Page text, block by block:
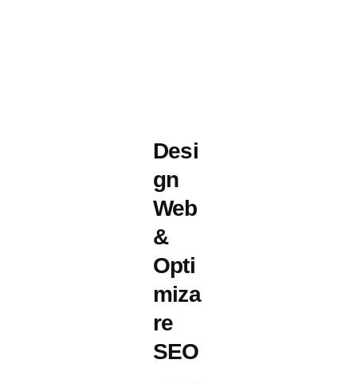
Desi
gn
Web
&
Opti
miza
re
SEO